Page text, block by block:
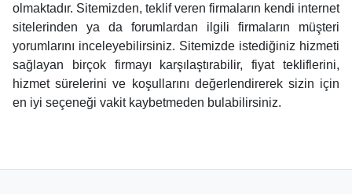
olmaktadır. Sitemizden, teklif veren firmaların kendi internet
sitelerinden ya da forumlardan ilgili firmaların müşteri
yorumlarını inceleyebilirsiniz. Sitemizde istediğiniz hizmeti
sağlayan birçok firmayı karşılaştırabilir, fiyat tekliflerini,
hizmet sürelerini ve koşullarını değerlendirerek sizin için
en iyi seçeneği vakit kaybetmeden bulabilirsiniz.